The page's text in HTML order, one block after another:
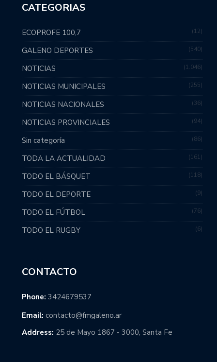
CATEGORIAS
ECOPROFE 100,7 12
GALENO DEPORTES 540
NOTICIAS 1.046
NOTICIAS MUNICIPALES 255
NOTICIAS NACIONALES 36
NOTICIAS PROVINCIALES 94
Sin categoría 86
TODA LA ACTUALIDAD 161
TODO EL BÁSQUET 118
TODO EL DEPORTE 9
TODO EL FÚTBOL 76
TODO EL RUGBY 6
CONTACTO
Phone: 3424679537
Email: contacto@fmgaleno.ar
Address: 25 de Mayo 1867 - 3000, Santa Fe